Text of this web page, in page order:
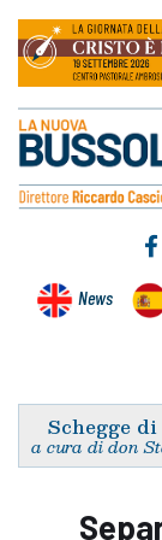
News
Schegge
a cura di don